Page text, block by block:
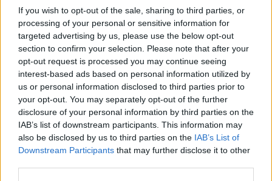
If you wish to opt-out of the sale, sharing to third parties, or
processing of your personal or sensitive information for
targeted advertising by us, please use the below opt-out
section to confirm your selection. Please note that after your
opt-out request is processed you may continue seeing
interest-based ads based on personal information utilized by
us or personal information disclosed to third parties prior to
your opt-out. You may separately opt-out of the further
disclosure of your personal information by third parties on the
IAB’s list of downstream participants. This information may
also be disclosed by us to third parties on the IAB’s List of
Downstream Participants that may further disclose it to other
2026. augusztus 08., szombat
Tizenegy település maradhat víz
nélkül Udvarhelyszéken